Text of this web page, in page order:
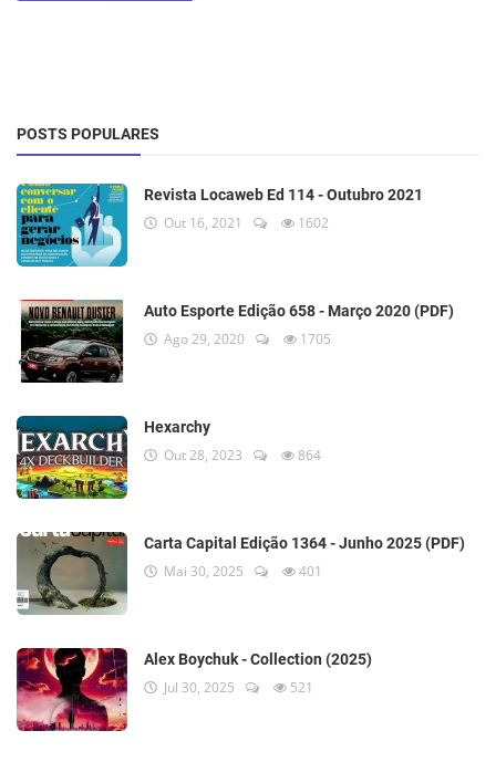
POSTS POPULARES
Revista Locaweb Ed 114 - Outubro 2021
Out 16, 2021 1602
Auto Esporte Edição 658 - Março 2020 (PDF)
Ago 29, 2020 1705
Hexarchy
Out 28, 2023 864
Carta Capital Edição 1364 - Junho 2025 (PDF)
Mai 30, 2025 401
Alex Boychuk - Collection (2025)
Jul 30, 2025 521